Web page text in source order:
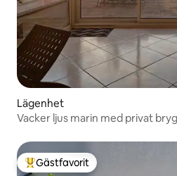
Lägenhet
Vacker ljus marin med privat
Populär gästfavorit
Gästfavorit